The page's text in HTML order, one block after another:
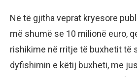
Në të gjitha veprat kryesore
më shumë se 10 milionë euro,
rishikime në rritje të buxhetit të
dyfishimin e këtij buxheti, me